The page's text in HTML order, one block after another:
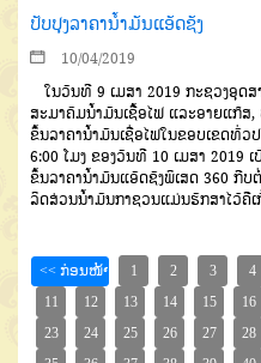
ປັບປຸງລາຄານ້ຳມັນແອັດຊັງ
10/04/2019
ໃນວັນທີ 9 ເມສາ 2019 ກະຊວງອຸດສ
ສະມາຄົມນໍ້າມັນເຊື້ອໄຟ ແລະອາຍແກ໊ສ,
ຂຶ້ນລາຄານໍ້າມັນເຊື່ອໄຟໃນຂອບເຂດທົ່ວ
6:00 ໂມງ ຂອງວັນທີ 10 ເມສາ 2019
ຂຶ້ນລາຄານໍ້າມັນແອັດຊັງພິເສດ 360 ກີ
ລິດສ່ວນນໍ້າມັນກາຊວນແມ່ນຮັກສາໄວ້ຄືເ